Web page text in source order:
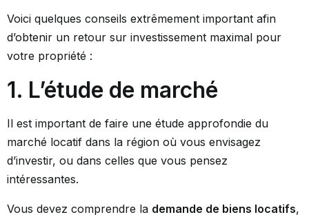
Voici quelques conseils extrêmement important afin
d’obtenir un retour sur investissement maximal pour
votre propriété :
1. L’étude de marché
Il est important de faire une étude approfondie du
marché locatif dans la région où vous envisagez
d’investir, ou dans celles que vous pensez
intéressantes.
Vous devez comprendre la demande de biens locatifs,